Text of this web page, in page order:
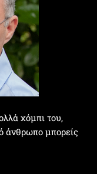
χόμπι του,
άνθρωπο μπορείς